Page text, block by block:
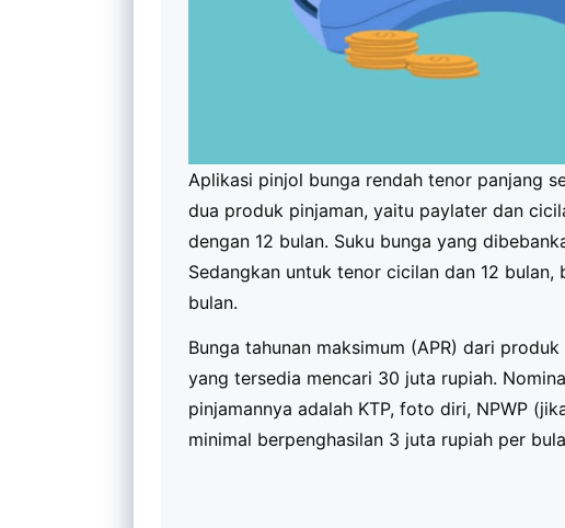
Aplikasi pinjol bunga rendah tenor panjang
dua produk pinjaman, yaitu paylater dan
dengan 12 bulan. Suku bunga yang
Sedangkan untuk tenor cicilan dan 12
bulan.
Bunga tahunan maksimum (APR) dari
yang tersedia mencari 30 juta rupiah.
pinjamannya adalah KTP, foto diri, NPWP
minimal berpenghasilan 3 juta rupiah per